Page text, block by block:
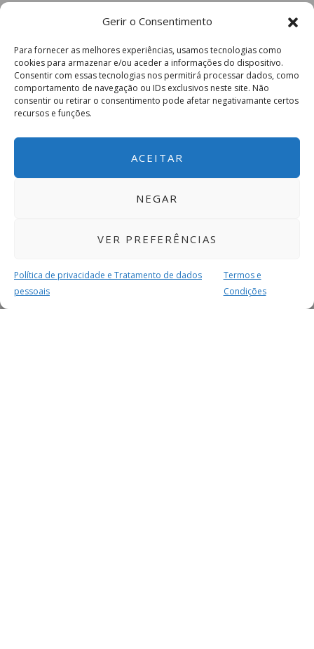
Gerir o Consentimento
Para fornecer as melhores experiências, usamos tecnologias como
cookies para armazenar e/ou aceder a informações do dispositivo.
Consentir com essas tecnologias nos permitirá processar dados, como
comportamento de navegação ou IDs exclusivos neste site. Não
consentir ou retirar o consentimento pode afetar negativamante certos
recursos e funções.
ACEITAR
NEGAR
VER PREFERÊNCIAS
Política de privacidade e Tratamento de dados
pessoais
Termos e
Condições